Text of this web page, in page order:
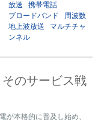
放送
携帯電話
ブロードバンド
周波数
地上波放送
マルチチャ
ンネル
のサービス戦
が本格的に普及し始め、